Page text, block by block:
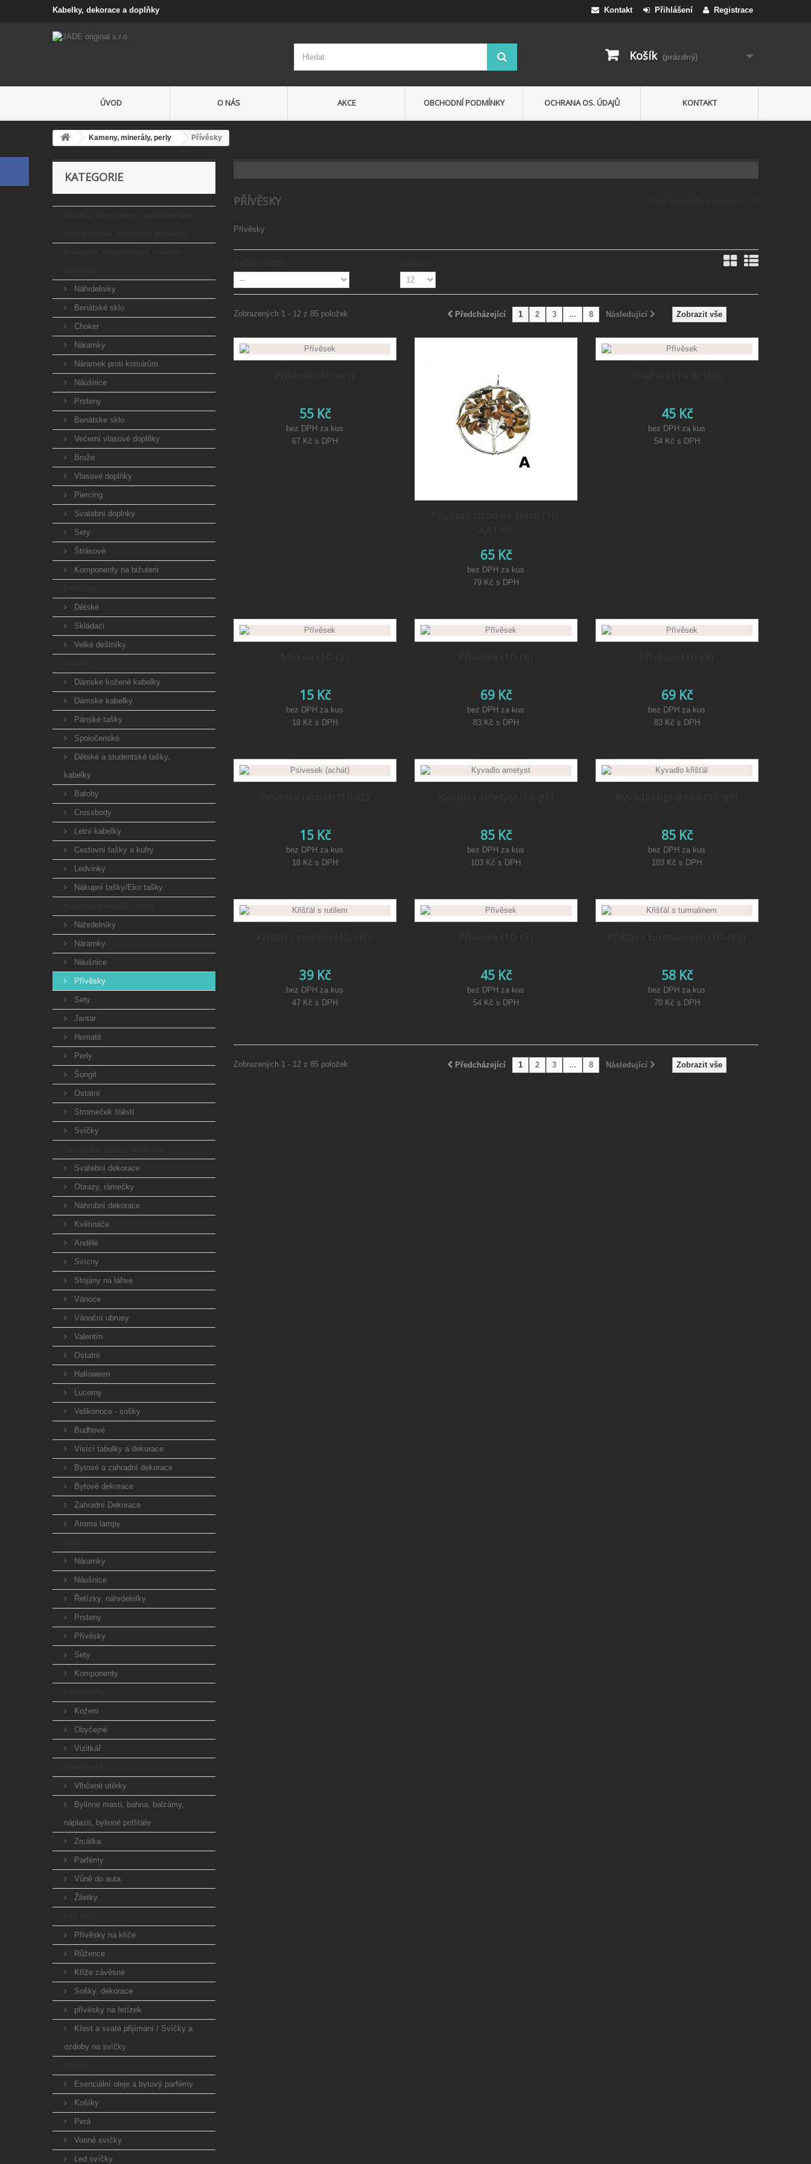
Registrace
Přihlášení
Kontakt
Kabelky, dekorace a doplňky
Košík (prázdný)
ÚVOD O NÁS AKCE OBCHODNÍ PODMÍNKY OCHRANA OS. ÚDAJŮ KONTAKT
Kameny, minerály, perly Přívěsky
KATEGORIE
Náhrdelníky
Benátské sklo
Choker
Náramky
Náramek proti komárům
Náušnice
Prsteny
Benátske sklo
Večerní vlasové doplňky
Brože
Vlasové doplňky
Piercing
Svatební doplnky
Sety
Štrásové
Komponenty na bižuterii
Dětské
Skládací
Velké deštníky
Dámske kožené kabelky
Dámske kabelky
Pánské tašky
Spoločenské
Dětské a studentské tašky,
kabelky
Batohy
Crossbody
Letní kabelky
Cestovní tašky a kufry
Ledvinky
Nákupní tašky/Eko tašky
Náhrdelníky
Náramky
Náušnice
Přívěsky
Sety
Jantar
Hematit
Perly
Šungit
Ostatní
Stromeček štěstí
Svíčky
Svatební dekorace
Obrazy, rámečky
Náhrobní dekorace
Květináče
Andělé
Svícny
Stojany na láhve
Vánoce
Vánoční ubrusy
Valentín
Ostatní
Halloween
Lucerny
Velikonoce - sošky
Budhové
Visící tabulky a dekorace
Bytové a zahradní dekorace
Bytové dekorace
Zahradní Dekorace
Aroma lampy
Náramky
Náušnice
Řetízky, náhrdelníky
Prsteny
Přívěsky
Sety
Komponenty
Kožení
Obyčejné
Vizitkář
Vlhčené utěrky
Bylinné masti, bahna, balzámy,
náplasti, bylinné polštáře
Zrcátka
Parfémy
Vůně do auta
Žiletky
Přívěsky na klíče
Růžence
Kříže závěsné
Sošky, dekorace
přívěsky na řetízek
Křest a svaté přijímání / Svíčky a
ozdoby na svíčky
Esenciální oleje a bytový parfémy
Košíky
Perá
Vonné svíčky
Led svíčky
PŘÍVĚSKY
Přívěsky
Zobrazit vše
Předcházející 1 2 3 ... 8 Následující
Zobrazených 1 - 12 z 85 položek
55 Kč
bez DPH za kus
67 Kč s DPH
65 Kč
bez DPH za kus
79 Kč s DPH
45 Kč
bez DPH za kus
54 Kč s DPH
15 Kč
bez DPH za kus
18 Kč s DPH
69 Kč
bez DPH za kus
83 Kč s DPH
69 Kč
bez DPH za kus
83 Kč s DPH
15 Kč
bez DPH za kus
18 Kč s DPH
85 Kč
bez DPH za kus
103 Kč s DPH
85 Kč
bez DPH za kus
103 Kč s DPH
39 Kč
bez DPH za kus
47 Kč s DPH
45 Kč
bez DPH za kus
54 Kč s DPH
58 Kč
bez DPH za kus
70 Kč s DPH
Zobrazit vše
Předcházející 1 2 3 ... 8 Následující
Zobrazených 1 - 12 z 85 položek